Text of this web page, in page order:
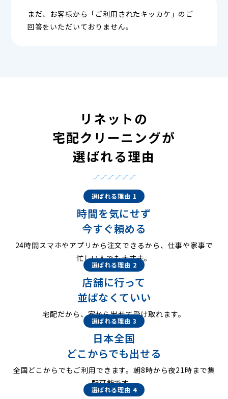
まだ、お客様から「ご利用されたキッカケ」のご
回答をいただいておりません。
リネットの
宅配クリーニングが
選ばれる理由
選ばれる理由 1
時間を気にせず
今すぐ頼める
24時間スマホやアプリから注文できるから、仕事や家事で
忙しい人でも大丈夫。
選ばれる理由 2
店舗に行って
並ばなくていい
宅配だから、家から出せて受け取れます。
選ばれる理由 3
日本全国
どこからでも出せる
全国どこからでもご利用できます。朝8時から夜21時まで集
配可能です。
選ばれる理由 4